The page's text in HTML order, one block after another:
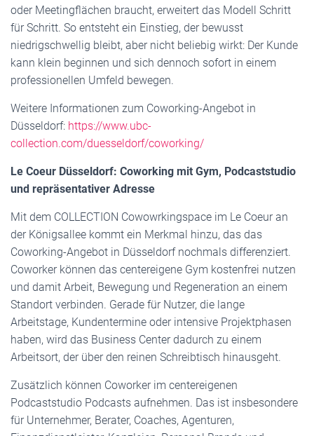
oder Meetingflächen braucht, erweitert das Modell Schritt
für Schritt. So entsteht ein Einstieg, der bewusst
niedrigschwellig bleibt, aber nicht beliebig wirkt: Der Kunde
kann klein beginnen und sich dennoch sofort in einem
professionellen Umfeld bewegen.
Weitere Informationen zum Coworking-Angebot in
Düsseldorf: https://www.ubc-
collection.com/duesseldorf/coworking/
Le Coeur Düsseldorf: Coworking mit Gym, Podcaststudio
und repräsentativer Adresse
Mit dem COLLECTION Cowowrkingspace im Le Coeur an
der Königsallee kommt ein Merkmal hinzu, das das
Coworking-Angebot in Düsseldorf nochmals differenziert.
Coworker können das centereigene Gym kostenfrei nutzen
und damit Arbeit, Bewegung und Regeneration an einem
Standort verbinden. Gerade für Nutzer, die lange
Arbeitstage, Kundentermine oder intensive Projektphasen
haben, wird das Business Center dadurch zu einem
Arbeitsort, der über den reinen Schreibtisch hinausgeht.
Zusätzlich können Coworker im centereigenen
Podcaststudio Podcasts aufnehmen. Das ist insbesondere
für Unternehmer, Berater, Coaches, Agenturen,